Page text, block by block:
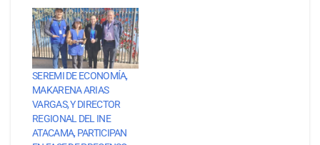
SEREMI DE ECONOMÍA,
MAKARENA ARIAS
VARGAS, Y DIRECTOR
REGIONAL DEL INE
ATACAMA, PARTICIPAN